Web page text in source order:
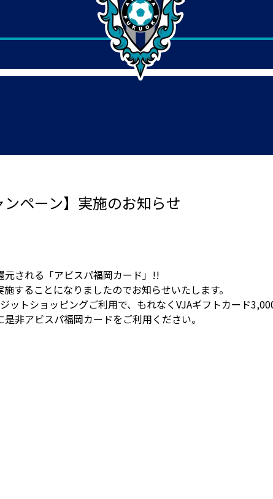
ペーン】実施のお知らせ
元される「アビスパ福岡カード」!!
することになりましたのでお知らせいたします。
ットショッピングご利用で、もれなくVJAギフトカード
非アビスパ福岡カードをご利用ください。